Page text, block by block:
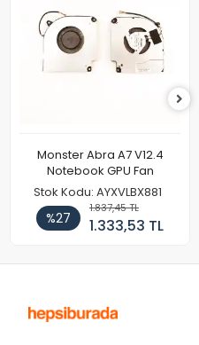
Monster Abra A7 V12.4
Notebook GPU Fan
Stok Kodu: AYXVLBX881
%27
1.837,45 TL
1.333,53 TL